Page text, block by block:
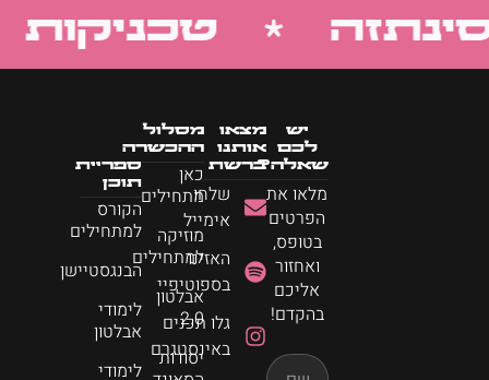
*
מסלול
ההכשרה
כאן
מתחילים
מוזיקה
למתחילים
אבלטון
2.0
יסודות
ספריית
תוכן
הקורס
למתחילים
הבנגסטיישן
לימודי
אבלטון
לימודי
מצאו
אותנו
ברשת
שלחו
אימייל
האזינו
בספוטיפיי
גלו תכנים
באינסטגרם
יש
לכם
שאלה?
מלאו את
הפרטים
בטופס,
ואחזור
אליכם
בהקדם!